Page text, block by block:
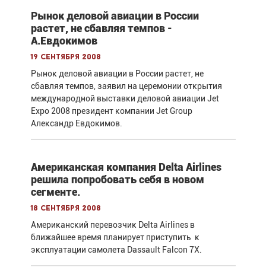
Рынок деловой авиации в России
растет, не сбавляя темпов -
А.Евдокимов
19 сентября 2008
Рынок деловой авиации в России растет, не
сбавляя темпов, заявил на церемонии открытия
международной выставки деловой авиации Jet
Expo 2008 президент компании Jet Group
Александр Евдокимов.
Американская компания Delta Airlines
решила попробовать себя в новом
сегменте.
18 сентября 2008
Американский перевозчик Delta Airlines в
ближайшее время планирует приступить к
эксплуатации самолета Dassault Falcon 7X.